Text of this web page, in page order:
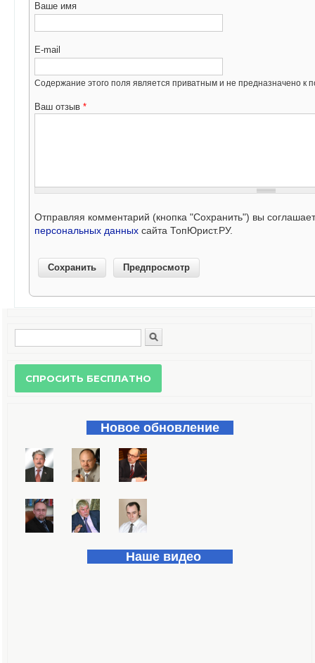
Ваше имя
E-mail
Содержание этого поля является приватным и не предназначено к
Ваш отзыв *
Отправляя комментарий (кнопка "Сохранить") вы
персональных данных сайта ТопЮрист.РУ.
Форма поиска
Новое обновление
Наше видео